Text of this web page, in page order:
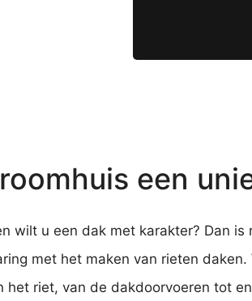
een
wilt u een dak met karakter? Dan
met het maken van rieten
het riet, van de dakdoorvoeren tot